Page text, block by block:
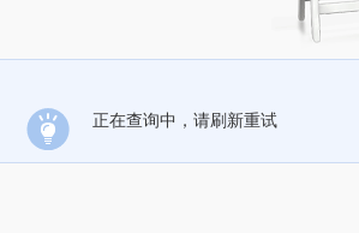
正在查询中，请刷新重试